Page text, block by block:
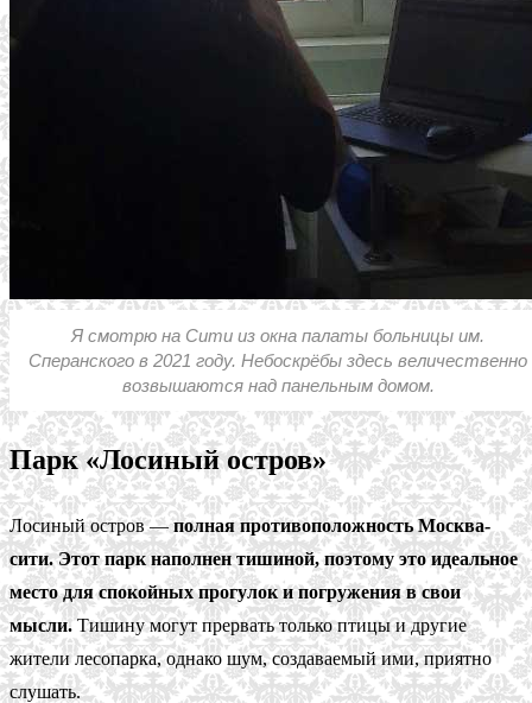
Я смотрю на Сити из окна палаты больницы им.
Сперанского в 2021 году. Небоскрёбы здесь величественно
возвышаются над панельным домом.
Парк «Лосиный остров»
Лосиный остров —полная противоположность Москва-
сити. Этот парк наполнен тишиной, поэтому это идеальное
место для спокойных прогулок и погружения в свои
мысли.Тишину могут прервать только птицы и другие
жители лесопарка, однако шум, создаваемый ими, приятно
слушать.